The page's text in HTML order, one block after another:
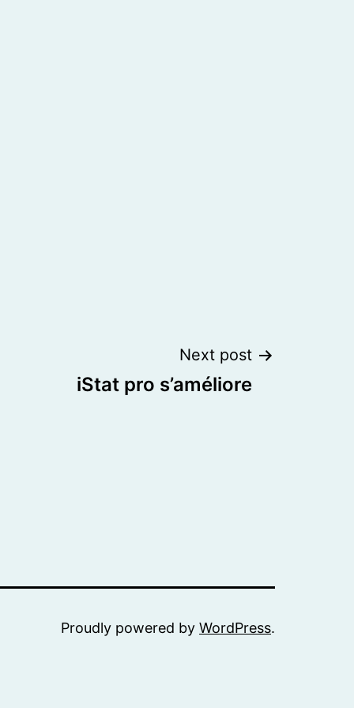
Next post
iStat pro s’améliore
Proudly powered by WordPress.